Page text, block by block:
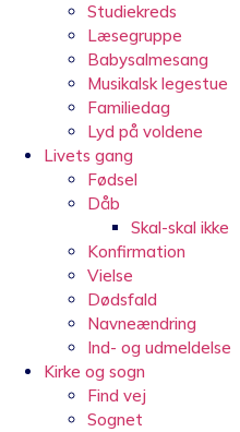
Studiekreds
Læsegruppe
Babysalmesang
Musikalsk legestue
Familiedag
Lyd på voldene
Livets gang
Fødsel
Dåb
Skal-skal ikke
Konfirmation
Vielse
Dødsfald
Navneændring
Ind- og udmeldelse
Kirke og sogn
Find vej
Sognet